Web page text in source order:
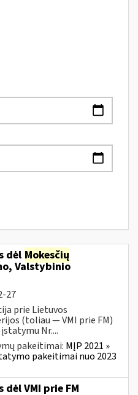
dėl Mokesčių
Valstybinio
27
prie Lietuvos
(toliau — VMI prie FM)
Nr....
pakeitimai: MĮP 2021 »
pakeitimai nuo 2023
VMI prie FM